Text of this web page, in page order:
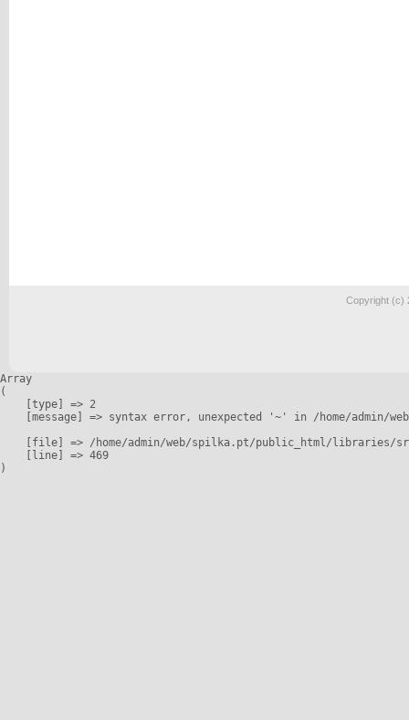
Copyright (c)
Array
(
    [type] => 2
[message] => syntax error, unexpected '~' in /home/admin/
[file] => /home/admin/web/spilka.pt/public_html/libraries/
    [line] => 469